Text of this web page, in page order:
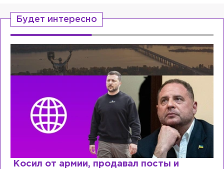
Будет интересно
Косил от армии, продавал посты и